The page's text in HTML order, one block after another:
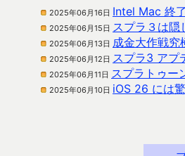
2025年06月16日 Intel Mac 終了
2025年06月15日 スプラ３は隠
2025年06月13日 成金大作戦究
2025年06月12日 スプラ3 アプ
2025年06月11日 スプラトゥー
2025年06月10日 iOS 26 には